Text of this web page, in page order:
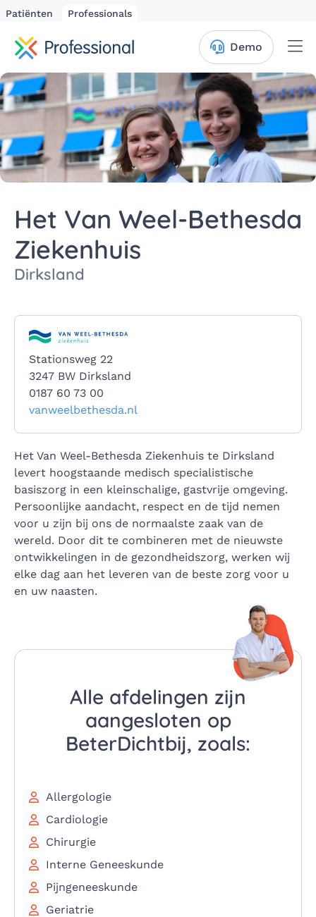
Patiënten Professionals
Demo
Het Van Weel-Bethesda
Ziekenhuis
Dirksland
Het Van Weel-Bethesda Ziekenhuis te Dirksland
levert hoogstaande medisch specialistische
basiszorg in een kleinschalige, gastvrije omgeving.
Persoonlijke aandacht, respect en de tijd nemen
voor u zijn bij ons de normaalste zaak van de
wereld. Door dit te combineren met de nieuwste
ontwikkelingen in de gezondheidszorg, werken wij
elke dag aan het leveren van de beste zorg voor u
en uw naasten.
Stationsweg 22
3247 BW Dirksland
0187 60 73 00
vanweelbethesda.nl
Alle afdelingen zijn
aangesloten op
BeterDichtbij, zoals:
Allergologie
Cardiologie
Chirurgie
Interne Geneeskunde
Pijngeneeskunde
Geriatrie